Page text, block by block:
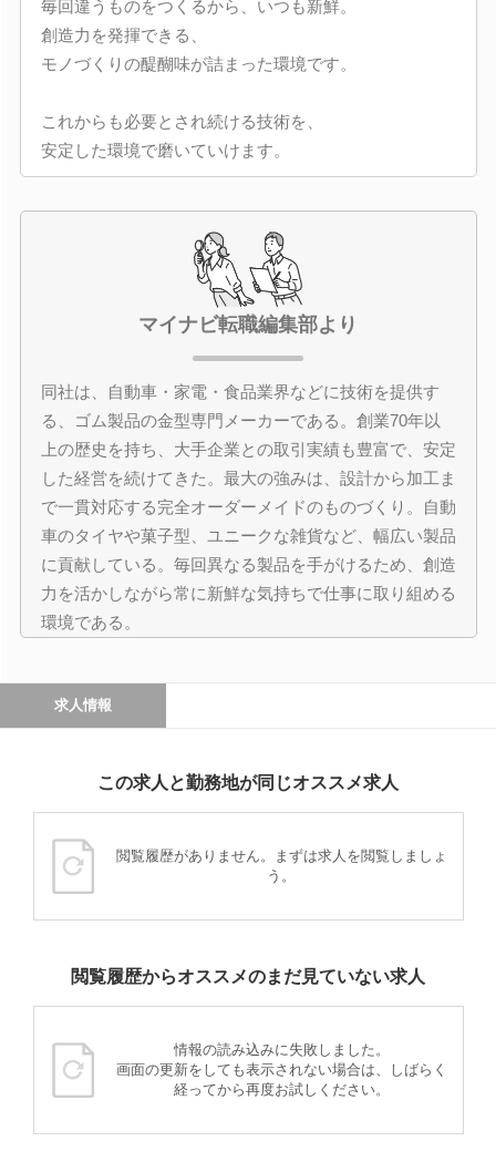
毎回違うものをつくるから、いつも新鮮。
創造力を発揮できる、
モノづくりの醍醐味が詰まった環境です。
これからも必要とされ続ける技術を、
安定した環境で磨いていけます。
マイナビ転職編集部より
同社は、自動車・家電・食品業界などに技術を提供す
る、ゴム製品の金型専門メーカーである。創業70年以
上の歴史を持ち、大手企業との取引実績も豊富で、安定
した経営を続けてきた。最大の強みは、設計から加工ま
で一貫対応する完全オーダーメイドのものづくり。自動
車のタイヤや菓子型、ユニークな雑貨など、幅広い製品
に貢献している。毎回異なる製品を手がけるため、創造
力を活かしながら常に新鮮な気持ちで仕事に取り組める
環境である。
求人情報
この求人と勤務地が同じオススメ求人
閲覧履歴がありません。まずは求人を閲覧しましょ
う。
閲覧履歴からオススメのまだ見ていない求人
情報の読み込みに失敗しました。
画面の更新をしても表示されない場合は、しばらく
経ってから再度お試しください。